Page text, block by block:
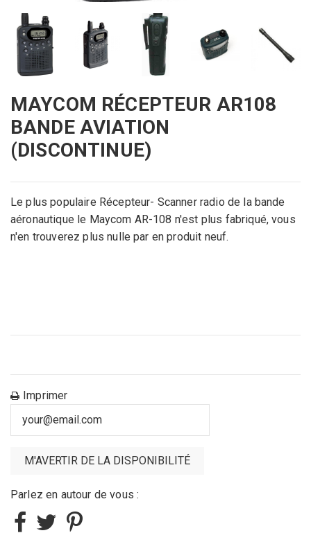
MAYCOM RÉCEPTEUR AR108
BANDE AVIATION
(DISCONTINUE)
Le plus populaire Récepteur- Scanner radio de la bande
aéronautique le Maycom AR-108 n'est plus fabriqué, vous
n'en trouverez plus nulle par en produit neuf.
Imprimer
Parlez en autour de vous :